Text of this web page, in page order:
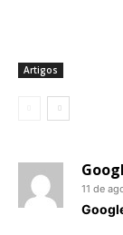
Artigos
11 de